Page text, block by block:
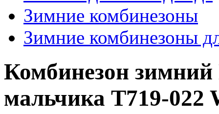
Зимние комбинезоны
Зимние комбинезоны
Комбинезон
мальчика T719-022